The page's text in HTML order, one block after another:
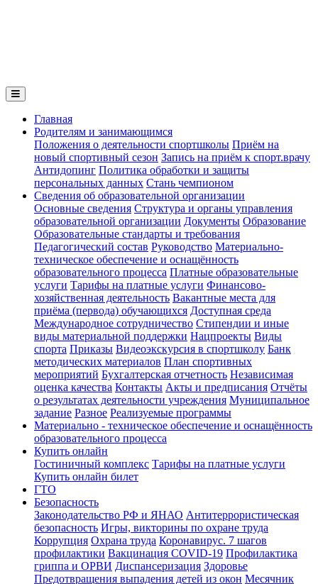
Главная
Родителям и занимающимся
Положения о деятельности спортшколы Приём на
новый спортивный сезон Запись на приём к спорт.врачу
Антидопинг Политика обработки и защиты
персональных данных Стань чемпионом
Сведения об образовательной организации
Основные сведения Структура и органы управления
образовательной организации Документы Образование
Образовательные стандарты и требования
Педагогический состав Руководство Материально-
техническое обеспечение и оснащённость
образовательного процесса Платные образовательные
услуги Тарифы на платные услуги Финансово-
хозяйственная деятельность Вакантные места для
приёма (первода) обучающихся Доступная среда
Международное сотрудничество Стипендии и иные
виды материальной поддержки Нацпроекты Виды
спорта Приказы Видеоэкскурсия в спортшколу Банк
методических материалов План спортивных
мероприятий Бухгалтерская отчетность Независимая
оценка качества Контакты Акты и предписания Отчёты
о результатах деятельности учреждения Муниципальное
задание Разное Реализуемые программы
Материально - техническое обеспечение и оснащённость
образовательного процесса
Купить онлайн
Гостиничный комплекс Тарифы на платные услуги
Купить онлайн билет
ГТО
Безопасность
Законодательство РФ и ЯНАО Антитеррористическая
безопасность Игры, викторины по охране труда
Коррупция Охрана труда Коронавирус. 7 шагов
профилактики Вакцинация COVID-19 Профилактика
гриппа и ОРВИ Диспансеризация Здоровье
Предотвращения выпадения детей из окон Месячник